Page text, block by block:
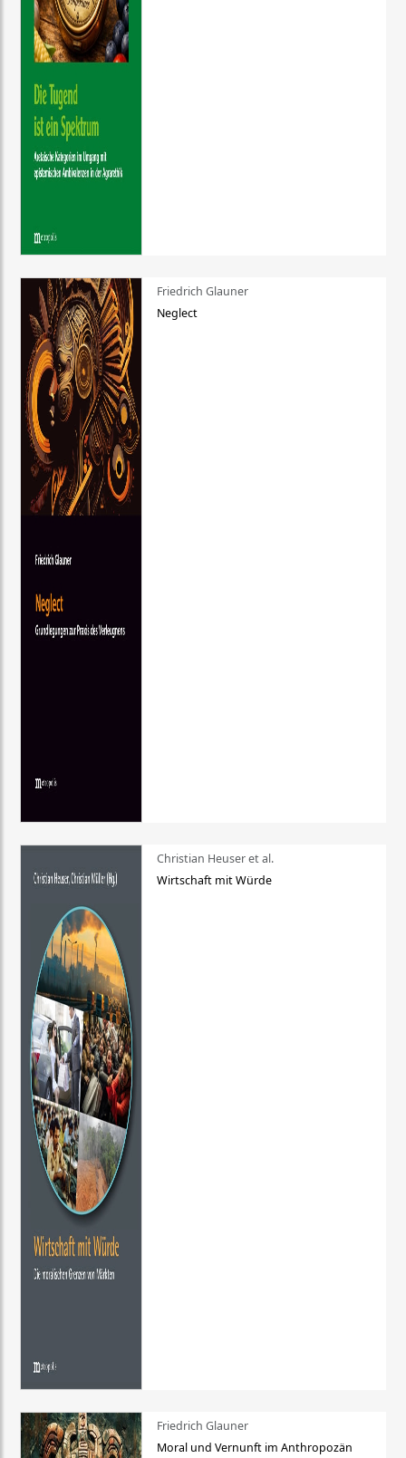
Friedrich Glauner
Neglect
Christian Heuser et al.
Wirtschaft mit Würde
Friedrich Glauner
Moral und Vernunft im Anthropozän